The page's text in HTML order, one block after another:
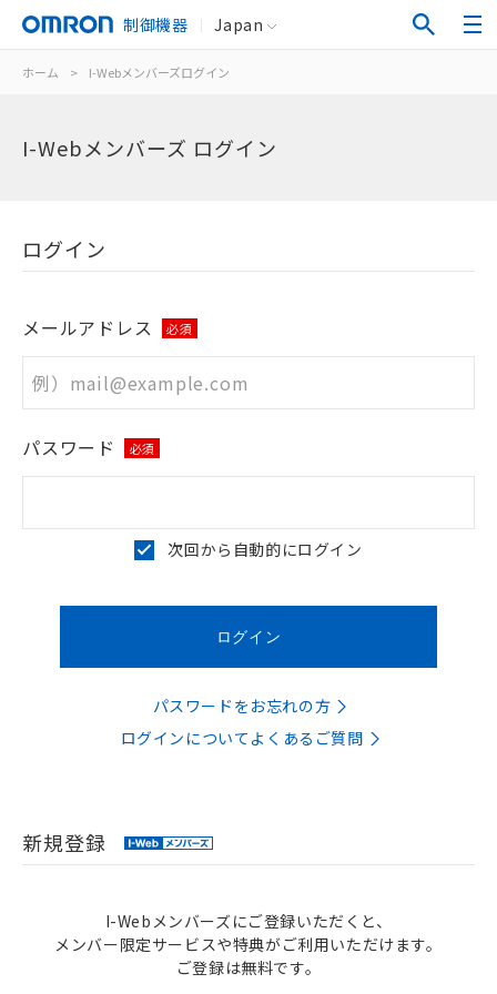
制御機器 Japan
ホーム > I-Webメンバーズログイン
I-Webメンバーズ ログイン
ログイン
メールアドレス 必須
パスワード 必須
次回から自動的にログイン
パスワードをお忘れの方
ログインについてよくあるご質問
新規登録
I-Webメンバーズにご登録いただくと、
メンバー限定サービスや特典がご利用いただけます。
ご登録は無料です。